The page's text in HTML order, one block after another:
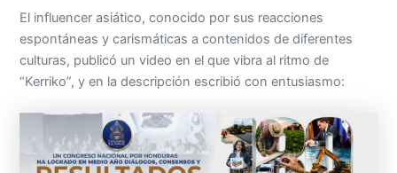
El influencer asiático, conocido por sus reacciones
espontáneas y carismáticas a contenidos de diferentes
culturas, publicó un video en el que vibra al ritmo de
“Kerriko”, y en la descripción escribió con entusiasmo: